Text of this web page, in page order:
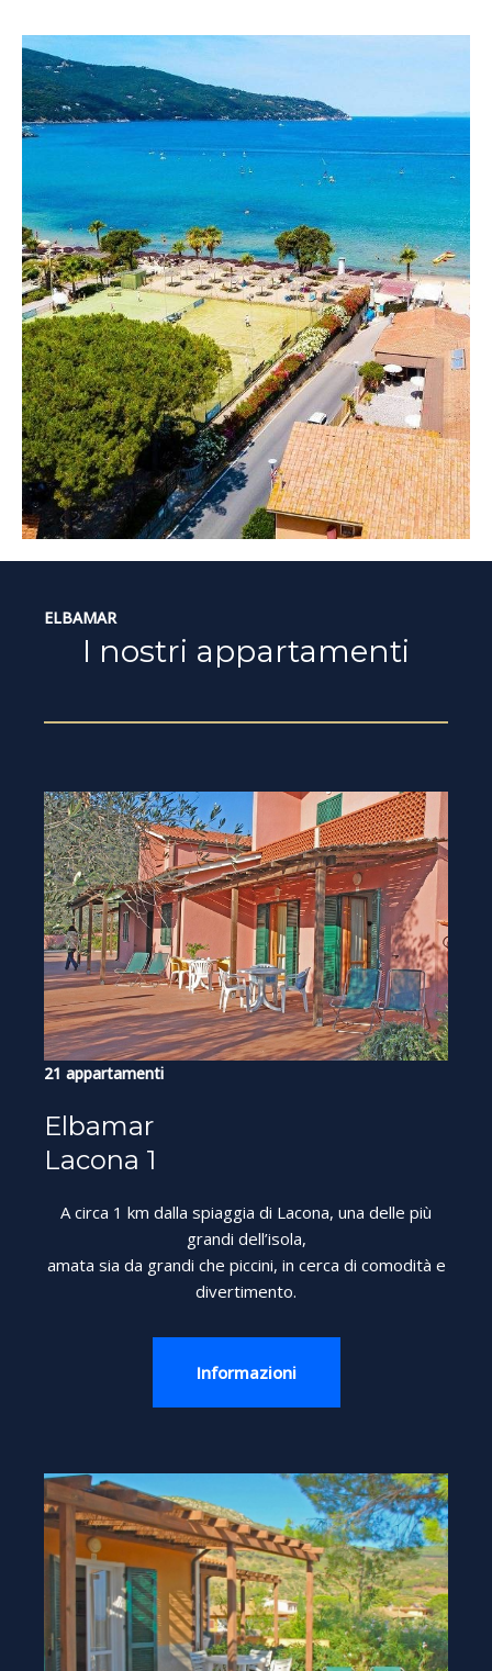
ELBAMAR
I nostri appartamenti
21 appartamenti
Elbamar
Lacona 1
A circa 1 km dalla spiaggia di Lacona, una delle più
grandi dell’isola,
amata sia da grandi che piccini, in cerca di comodità e
divertimento.
Informazioni